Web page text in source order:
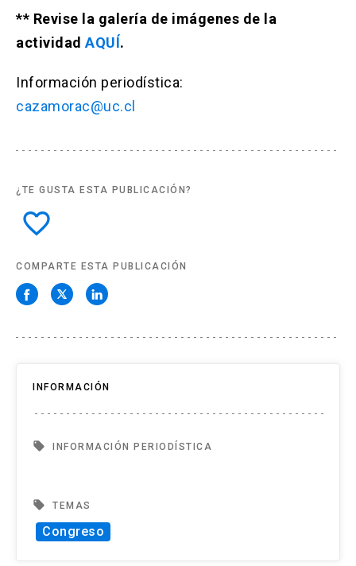
** Revise la galería de imágenes de la
actividad AQUÍ.
Información periodística:
cazamorac@uc.cl
¿TE GUSTA ESTA PUBLICACIÓN?
favorite_border
COMPARTE ESTA PUBLICACIÓN
INFORMACIÓN
local_offer INFORMACIÓN PERIODÍSTICA
local_offer TEMAS
Congreso